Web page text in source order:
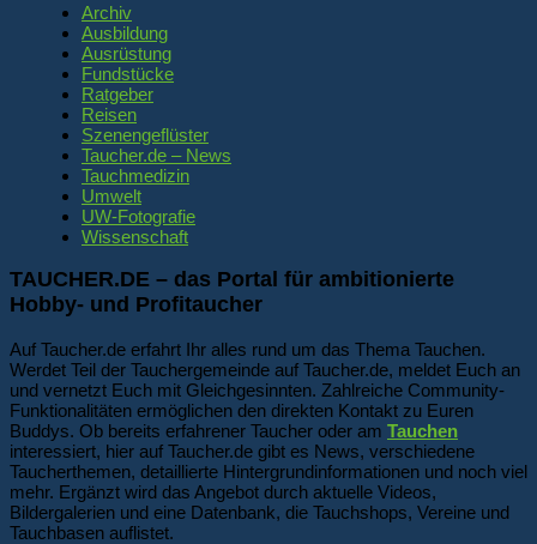
Archiv
Ausbildung
Ausrüstung
Fundstücke
Ratgeber
Reisen
Szenengeflüster
Taucher.de – News
Tauchmedizin
Umwelt
UW-Fotografie
Wissenschaft
TAUCHER.DE – das Portal für ambitionierte
Hobby- und Profitaucher
Auf Taucher.de erfahrt Ihr alles rund um das Thema Tauchen.
Werdet Teil der Tauchergemeinde auf Taucher.de, meldet Euch an
und vernetzt Euch mit Gleichgesinnten. Zahlreiche Community-
Funktionalitäten ermöglichen den direkten Kontakt zu Euren
Buddys. Ob bereits erfahrener Taucher oder am Tauchen
interessiert, hier auf Taucher.de gibt es News, verschiedene
Taucherthemen, detaillierte Hintergrundinformationen und noch viel
mehr. Ergänzt wird das Angebot durch aktuelle Videos,
Bildergalerien und eine Datenbank, die Tauchshops, Vereine und
Tauchbasen auflistet.